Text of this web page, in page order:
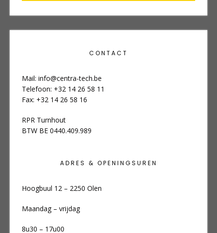
CONTACT
Mail: info@centra-tech.be
Telefoon: +32 14 26 58 11
Fax: +32 14 26 58 16
RPR Turnhout
BTW BE 0440.409.989
ADRES & OPENINGSUREN
Hoogbuul 12 – 2250 Olen
Maandag – vrijdag
8u30 – 17u00